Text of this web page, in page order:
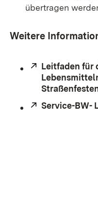
übertragen
Weitere
Extern:
Leitfaden für
Extern:
Service-BW-